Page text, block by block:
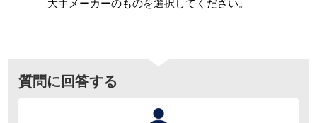
大手メーカーのものを選択してください。
質問に回答する